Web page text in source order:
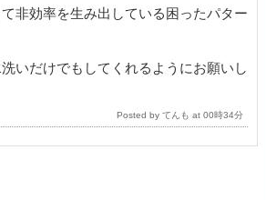
非効率を生み出している困ったパター
いだけでもしてくれるようにお願いし
Posted by てんも at 00時34分